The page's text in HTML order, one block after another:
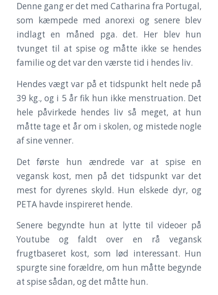
Denne gang er det med Catharina fra Portugal,
som kæmpede med anorexi og senere blev
indlagt en måned pga. det. Her blev hun
tvunget til at spise og måtte ikke se hendes
familie og det var den værste tid i hendes liv.
Hendes vægt var på et tidspunkt helt nede på
39 kg., og i 5 år fik hun ikke menstruation. Det
hele påvirkede hendes liv så meget, at hun
måtte tage et år om i skolen, og mistede nogle
af sine venner.
Det første hun ændrede var at spise en
vegansk kost, men på det tidspunkt var det
mest for dyrenes skyld. Hun elskede dyr, og
PETA havde inspireret hende.
Senere begyndte hun at lytte til videoer på
Youtube og faldt over en rå vegansk
frugtbaseret kost, som lød interessant. Hun
spurgte sine forældre, om hun måtte begynde
at spise sådan, og det måtte hun.